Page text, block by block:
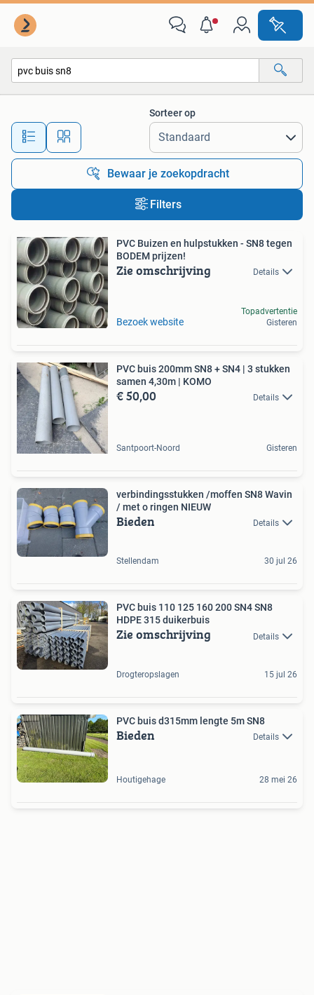
Alle afstanden…
Sorteer op
Bewaar je zoekopdracht
Filters
PVC Buizen en hulpstukken - SN8 tegen
BODEM prijzen!
Zie omschrijving Details
Bezoek website
Topadvertentie
Gisteren
PVC buis 200mm SN8 + SN4 | 3 stukken
samen 4,30m | KOMO
€ 50,00 Details
Santpoort-Noord Gisteren
verbindingsstukken /moffen SN8 Wavin
/ met o ringen NIEUW
Bieden Details
Stellendam 30 jul 26
PVC buis 110 125 160 200 SN4 SN8
HDPE 315 duikerbuis
Zie omschrijving Details
Drogteropslagen 15 jul 26
PVC buis d315mm lengte 5m SN8
Bieden Details
Houtigehage 28 mei 26